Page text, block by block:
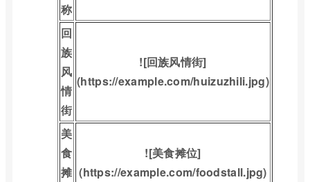
称
回
族
风
情
街
![回族风情街]
(https://example.com/huizuzhili.jpg)
美
食
摊
![美食摊位]
(https://example.com/foodstall.jpg)